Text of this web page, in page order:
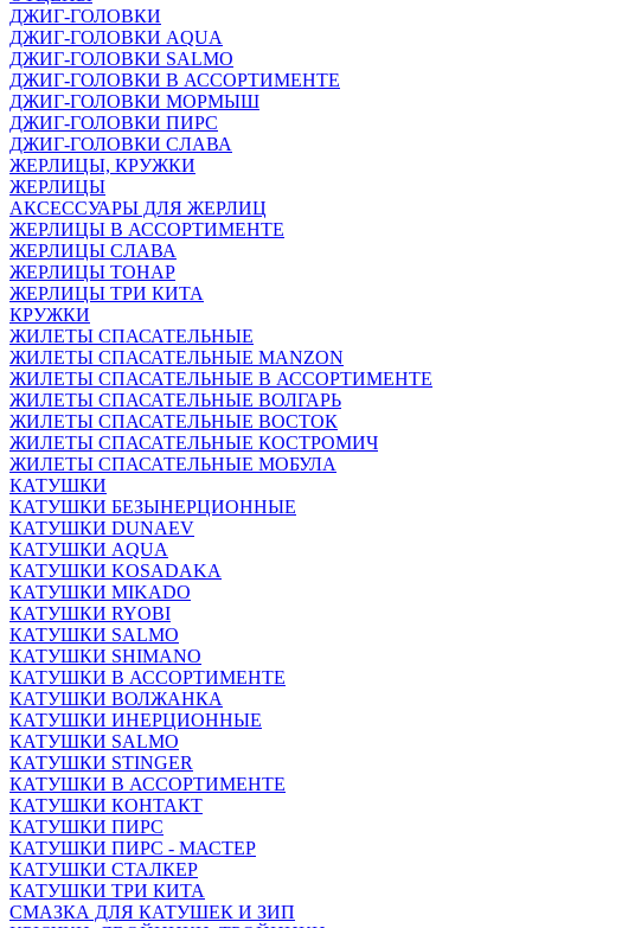
ДЖИГ-ГОЛОВКИ
ДЖИГ-ГОЛОВКИ AQUA
ДЖИГ-ГОЛОВКИ SALMO
ДЖИГ-ГОЛОВКИ В АССОРТИМЕНТЕ
ДЖИГ-ГОЛОВКИ МОРМЫШ
ДЖИГ-ГОЛОВКИ ПИРС
ДЖИГ-ГОЛОВКИ СЛАВА
ЖЕРЛИЦЫ, КРУЖКИ
ЖЕРЛИЦЫ
АКСЕССУАРЫ ДЛЯ ЖЕРЛИЦ
ЖЕРЛИЦЫ В АССОРТИМЕНТЕ
ЖЕРЛИЦЫ СЛАВА
ЖЕРЛИЦЫ ТОНАР
ЖЕРЛИЦЫ ТРИ КИТА
КРУЖКИ
ЖИЛЕТЫ СПАСАТЕЛЬНЫЕ
ЖИЛЕТЫ СПАСАТЕЛЬНЫЕ MANZON
ЖИЛЕТЫ СПАСАТЕЛЬНЫЕ В АССОРТИМЕНТЕ
ЖИЛЕТЫ СПАСАТЕЛЬНЫЕ ВОЛГАРЬ
ЖИЛЕТЫ СПАСАТЕЛЬНЫЕ ВОСТОК
ЖИЛЕТЫ СПАСАТЕЛЬНЫЕ КОСТРОМИЧ
ЖИЛЕТЫ СПАСАТЕЛЬНЫЕ МОБУЛА
КАТУШКИ
КАТУШКИ БЕЗЫНЕРЦИОННЫЕ
КАТУШКИ DUNAEV
КАТУШКИ AQUA
КАТУШКИ KOSADAKA
КАТУШКИ MIKADO
КАТУШКИ RYOBI
КАТУШКИ SALMO
КАТУШКИ SHIMANO
КАТУШКИ В АССОРТИМЕНТЕ
КАТУШКИ ВОЛЖАНКА
КАТУШКИ ИНЕРЦИОННЫЕ
КАТУШКИ SALMO
КАТУШКИ STINGER
КАТУШКИ В АССОРТИМЕНТЕ
КАТУШКИ КОНТАКТ
КАТУШКИ ПИРС
КАТУШКИ ПИРС - МАСТЕР
КАТУШКИ СТАЛКЕР
КАТУШКИ ТРИ КИТА
СМАЗКА ДЛЯ КАТУШЕК И ЗИП